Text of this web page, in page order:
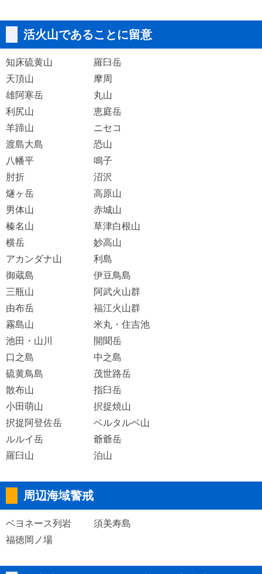
活火山であることに留意
知床硫黄山
羅臼岳
天頂山
摩周
雄阿寒岳
丸山
利尻山
恵庭岳
羊蹄山
ニセコ
渡島大島
恐山
八幡平
鳴子
肘折
沼沢
燧ヶ岳
高原山
男体山
赤城山
榛名山
草津白根山
横岳
妙高山
アカンダナ山
利島
御蔵島
伊豆鳥島
三瓶山
阿武火山群
由布岳
福江火山群
霧島山
米丸・住吉池
池田・山川
開聞岳
口之島
中之島
硫黄鳥島
茂世路岳
散布山
指臼岳
小田萌山
択捉焼山
択捉阿登佐岳
ベルタルベ山
ルルイ岳
爺爺岳
羅臼山
泊山
周辺海域警戒
ベヨネース列岩
須美寿島
福徳岡ノ場